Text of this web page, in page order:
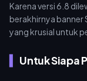
Karena versi 6.8
berakhirnya
yang krusial untuk
Untuk Siapa